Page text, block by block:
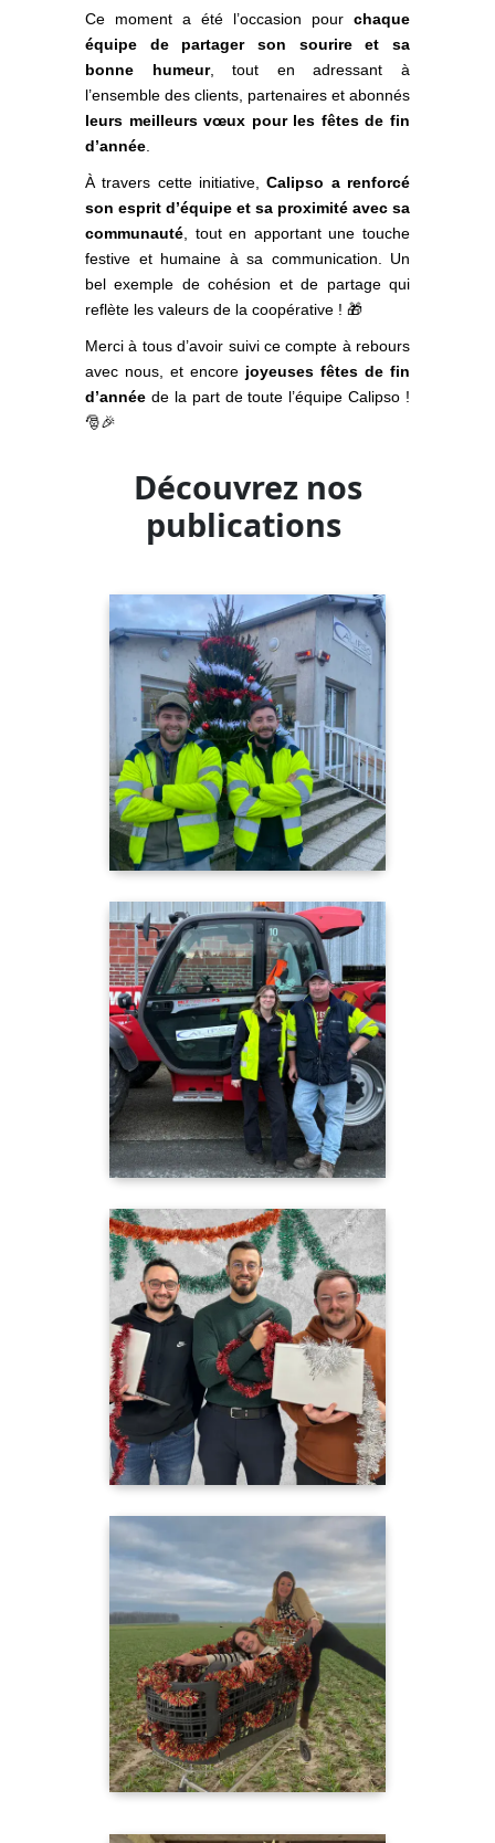
Ce moment a été l’occasion pour chaque
équipe de partager son sourire et sa
bonne humeur, tout en adressant à
l’ensemble des clients, partenaires et abonnés
leurs meilleurs vœux pour les fêtes de fin
d’année
À travers cette initiative,Calipso a renforcé
son esprit d’équipe et sa proximité avec sa
communauté , tout en apportant une touche
festive et humaine à sa communication. Un
bel exemple de cohésion et de partage qui
reflète les valeurs de la coopérative ! 🎁
Merci à tous d’avoir suivi ce compte à rebours
avec nous, et encore joyeuses fêtes de fin
d’année de la part de toute l’équipe Calipso !
🎅🎉
Découvrez nos
publications
"J-13 avant la fermeture annuelle du site de
Oisemont !📣
Rémi et Clément du site de Oisemont vous
souhaitent d’agréables fêtes de fin d’année.
🎅"
"J-12 avant la fermeture annuelle du site de
Saint Riquier !📣​
Olivier et Loanne vous souhaitent de
joyeuses fêtes de fin d’année ! 🎅 "
"J-11 avant la fermeture annuelle du siège
social Calipso !📣
Alexis, Christopher et Théo du service
informatique, vous souhaitent de passer
d'agréables fêtes en cette fin d'année !🎅"
"J-10 avant la fermeture annuelle du siège
Calipso !📣
Pour l’occasion Claire du service ADV et
Angélique du service OAD vous souhaite de
belles fêtes de fin d’année ! 🎅 "